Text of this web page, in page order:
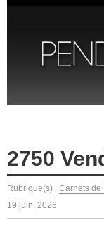
2750
Rubrique(s) : Carnets de
19 juin, 2026